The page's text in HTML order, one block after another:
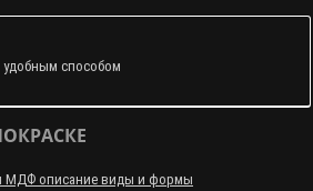
способом
МДФ описание виды и формы